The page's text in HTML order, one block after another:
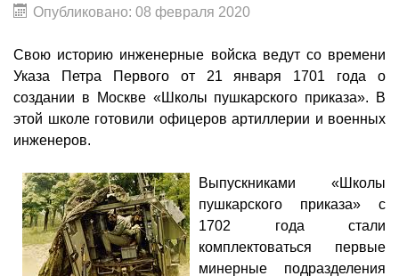
Опубликовано: 08 февраля 2020
Свою историю инженерные войска ведут со времени
Указа Петра Первого от 21 января 1701 года о
создании в Москве «Школы пушкарского приказа». В
этой школе готовили офицеров артиллерии и военных
инженеров.
Выпускниками «Школы
пушкарского приказа» с
1702 года стали
комплектоваться первые
минерные подразделения